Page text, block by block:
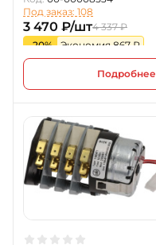
Под заказ: 108
3 470 ₽/шт4 337 ₽
-20%
Экономия 867 ₽
Подробнее